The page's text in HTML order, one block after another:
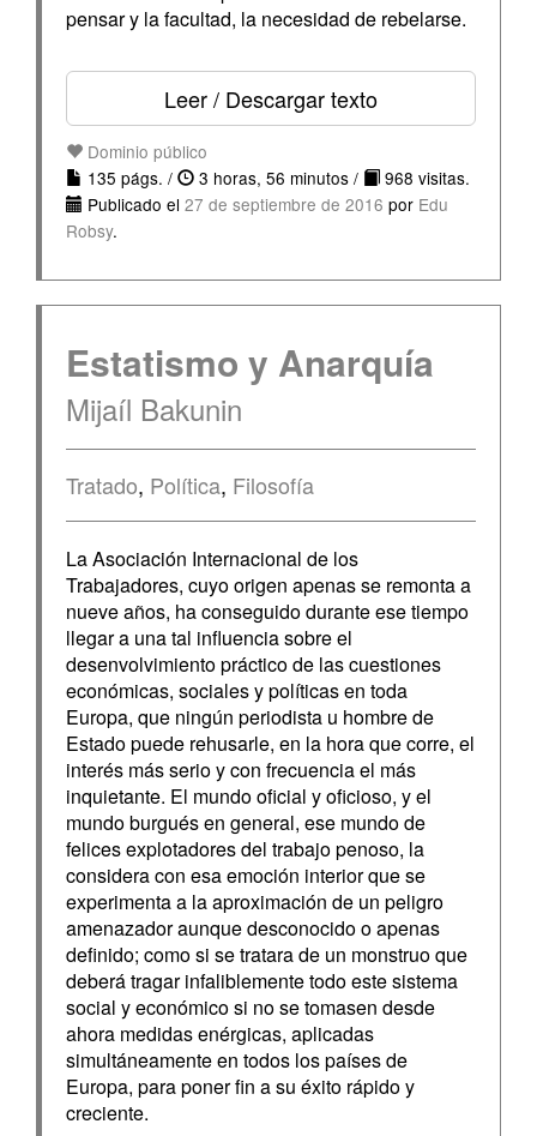
pensar y la facultad, la necesidad de rebelarse.
Leer / Descargar texto
Dominio público
135 págs. /
3 horas, 56 minutos /
968 visitas.
Publicado el 27 de septiembre de 2016 por Edu
Robsy.
Estatismo y Anarquía
Mijaíl Bakunin
Tratado, Política, Filosofía
La Asociación Internacional de los
Trabajadores, cuyo origen apenas se remonta a
nueve años, ha conseguido durante ese tiempo
llegar a una tal influencia sobre el
desenvolvimiento práctico de las cuestiones
económicas, sociales y políticas en toda
Europa, que ningún periodista u hombre de
Estado puede rehusarle, en la hora que corre, el
interés más serio y con frecuencia el más
inquietante. El mundo oficial y oficioso, y el
mundo burgués en general, ese mundo de
felices explotadores del trabajo penoso, la
considera con esa emoción interior que se
experimenta a la aproximación de un peligro
amenazador aunque desconocido o apenas
definido; como si se tratara de un monstruo que
deberá tragar infaliblemente todo este sistema
social y económico si no se tomasen desde
ahora medidas enérgicas, aplicadas
simultáneamente en todos los países de
Europa, para poner fin a su éxito rápido y
creciente.